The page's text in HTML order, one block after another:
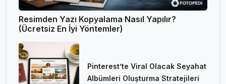
Resimden Yazı Kopyalama Nasıl Yapılır?
(Ücretsiz En İyi Yöntemler)
Pinterest’te Viral Olacak Seyahat
Albümleri Oluşturma Stratejileri